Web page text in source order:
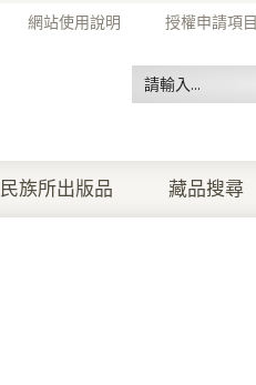
網站使用說明 授權申請項目
民族所出版品 藏品搜尋